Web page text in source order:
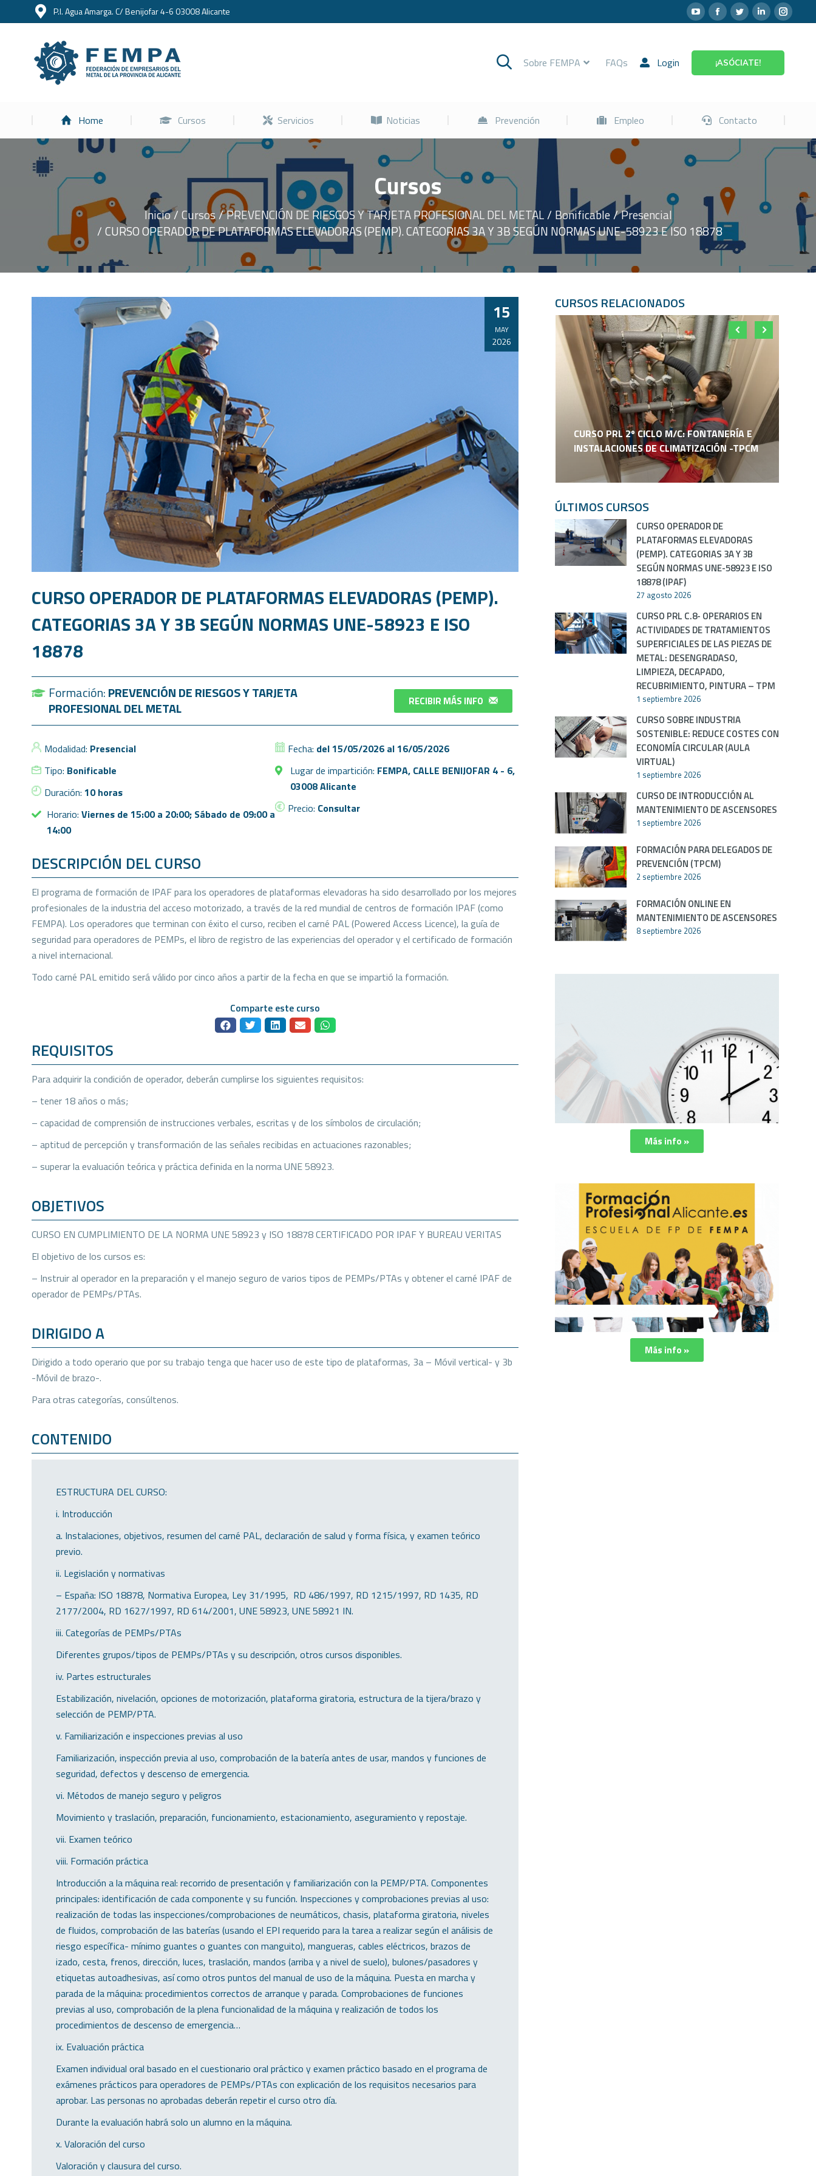
P.I. Agua Amarga. C/ Benijofar 4-6 03008 Alicante
Sobre FEMPA FAQs Login ¡ASÓCIATE!
Home Cursos Servicios Noticias Prevención Empleo Contacto
Cursos
Estás aquí: Inicio Cursos PREVENCIÓN DE RIESGOS Y TARJETA PROFESIONAL DEL METAL Bonificable
Presencial
CURSO OPERADOR DE PLATAFORMAS ELEVADORAS (PEMP). CATEGORIAS 3A Y 3B SEGÚN NORMAS UNE-58923 E ISO 18878
MAY
15
2026
CURSO OPERADOR DE PLATAFORMAS ELEVADORAS (PEMP).
CATEGORIAS 3A Y 3B SEGÚN NORMAS UNE-58923 E ISO
18878
Formación:PREVENCIÓN DE RIESGOS Y TARJETA
PROFESIONAL DEL METAL
RECIBIR MÁS INFO
Modalidad: Presencial
Tipo: Bonificable
Duración: 10 horas
Horario: Viernes de 15:00 a 20:00; Sábado de 09:00 a
14:00
Fecha: del 15/05/2026 al 16/05/2026
Lugar de impartición: FEMPA, CALLE BENIJOFAR 4 - 6,
03008 Alicante
Precio: Consultar
DESCRIPCIÓN DEL CURSO
El programa de formación de IPAF para los operadores de plataformas elevadoras ha sido desarrollado por los mejores
profesionales de la industria del acceso motorizado, a través de la red mundial de centros de formación IPAF (como
FEMPA). Los operadores que terminan con éxito el curso, reciben el carné PAL (Powered Access Licence), la guía de
seguridad para operadores de PEMPs, el libro de registro de las experiencias del operador y el certificado de formación
a nivel internacional.
Todo carné PAL emitido será válido por cinco años a partir de la fecha en que se impartió la formación.
Comparte este curso
REQUISITOS
Para adquirir la condición de operador, deberán cumplirse los siguientes requisitos:
– tener 18 años o más;
– capacidad de comprensión de instrucciones verbales, escritas y de los símbolos de circulación;
– aptitud de percepción y transformación de las señales recibidas en actuaciones razonables;
– superar la evaluación teórica y práctica definida en la norma UNE 58923.
OBJETIVOS
CURSO EN CUMPLIMIENTO DE LA NORMA UNE 58923 y ISO 18878 CERTIFICADO POR IPAF Y BUREAU VERITAS
El objetivo de los cursos es:
– Instruir al operador en la preparación y el manejo seguro de varios tipos de PEMPs/PTAs y obtener el carné IPAF de
operador de PEMPs/PTAs.
DIRIGIDO A
Dirigido a todo operario que por su trabajo tenga que hacer uso de este tipo de plataformas, 3a – Móvil vertical- y 3b
-Móvil de brazo-.
Para otras categorías, consúltenos.
CONTENIDO
ESTRUCTURA DEL CURSO:
i. Introducción
a. Instalaciones, objetivos, resumen del carné PAL, declaración de salud y forma física, y examen teórico
previo.
ii. Legislación y normativas
– España: ISO 18878, Normativa Europea, Ley 31/1995, RD 486/1997, RD 1215/1997, RD 1435, RD
2177/2004, RD 1627/1997, RD 614/2001, UNE 58923, UNE 58921 IN.
iii. Categorías de PEMPs/PTAs
Diferentes grupos/tipos de PEMPs/PTAs y su descripción, otros cursos disponibles.
iv. Partes estructurales
Estabilización, nivelación, opciones de motorización, plataforma giratoria, estructura de la tijera/brazo y
selección de PEMP/PTA.
v. Familiarización e inspecciones previas al uso
Familiarización, inspección previa al uso, comprobación de la batería antes de usar, mandos y funciones de
seguridad, defectos y descenso de emergencia.
vi. Métodos de manejo seguro y peligros
Movimiento y traslación, preparación, funcionamiento, estacionamiento, aseguramiento y repostaje.
vii. Examen teórico
viii. Formación práctica
Introducción a la máquina real: recorrido de presentación y familiarización con la PEMP/PTA. Componentes
principales: identificación de cada componente y su función. Inspecciones y comprobaciones previas al uso:
realización de todas las inspecciones/comprobaciones de neumáticos, chasis, plataforma giratoria, niveles
de fluidos, comprobación de las baterías (usando el EPI requerido para la tarea a realizar según el análisis de
riesgo específica- mínimo guantes o guantes con manguito), mangueras, cables eléctricos, brazos de
izado, cesta, frenos, dirección, luces, traslación, mandos (arriba y a nivel de suelo), bulones/pasadores y
etiquetas autoadhesivas, así como otros puntos del manual de uso de la máquina. Puesta en marcha y
parada de la máquina: procedimientos correctos de arranque y parada. Comprobaciones de funciones
previas al uso, comprobación de la plena funcionalidad de la máquina y realización de todos los
procedimientos de descenso de emergencia…
ix. Evaluación práctica
Examen individual oral basado en el cuestionario oral práctico y examen práctico basado en el programa de
exámenes prácticos para operadores de PEMPs/PTAs con explicación de los requisitos necesarios para
aprobar. Las personas no aprobadas deberán repetir el curso otro día.
Durante la evaluación habrá solo un alumno en la máquina.
x. Valoración del curso
Valoración y clausura del curso.
CURSOS RELACIONADOS
SEAG0209 LIMPIEZA EN ESPACIOS
ABIERTOS E INSTALACIONES
INDUSTRIALES
CURSO BASICO EN PRIMEROS AUXILIOS:
SOPORTE VITAL BÁSICO +
DESFIBRILACIÓN
CURSO PRL 2º CICLO M/C: FONTANERÍA E
INSTALACIONES DE CLIMATIZACIÓN -TPCM
ÚLTIMOS CURSOS
CURSO OPERADOR DE
PLATAFORMAS ELEVADORAS
(PEMP). CATEGORIAS 3A Y 3B
SEGÚN NORMAS UNE-58923 E ISO
18878 (IPAF)
27 agosto 2026
CURSO PRL C.8- OPERARIOS EN
ACTIVIDADES DE TRATAMIENTOS
SUPERFICIALES DE LAS PIEZAS DE
METAL: DESENGRADASO,
LIMPIEZA, DECAPADO,
RECUBRIMIENTO, PINTURA – TPM
1 septiembre 2026
CURSO SOBRE INDUSTRIA
SOSTENIBLE: REDUCE COSTES CON
ECONOMÍA CIRCULAR (AULA
VIRTUAL)
1 septiembre 2026
CURSO DE INTRODUCCIÓN AL
MANTENIMIENTO DE ASCENSORES
1 septiembre 2026
FORMACIÓN PARA DELEGADOS DE
PREVENCIÓN (TPCM)
2 septiembre 2026
FORMACIÓN ONLINE EN
MANTENIMIENTO DE ASCENSORES
8 septiembre 2026
Más info »
Más info »
Home Cursos Servicios Noticias Prevención Empleo Contacto